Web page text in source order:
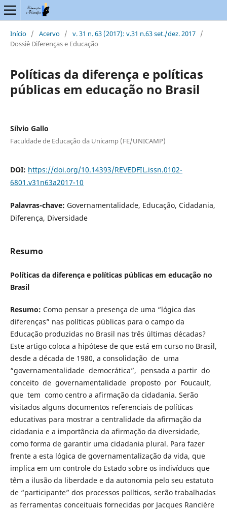
Início / Acervo / v. 31 n. 63 (2017): v.31 n.63 set./dez. 2017 /
Dossiê Diferenças e Educação
Políticas da diferença e políticas
públicas em educação no Brasil
Sílvio Gallo
Faculdade de Educação da Unicamp (FE/UNICAMP)
DOI: https://doi.org/10.14393/REVEDFIL.issn.0102-
6801.v31n63a2017-10
Palavras-chave: Governamentalidade, Educação, Cidadania,
Diferença, Diversidade
Resumo
Políticas da diferença e políticas públicas em educação no
Brasil
Resumo: Como pensar a presença de uma “lógica das
diferenças” nas políticas públicas para o campo da
Educação produzidas no Brasil nas três últimas décadas?
Este artigo coloca a hipótese de que está em curso no Brasil,
desde a década de 1980, a consolidação de uma
“governamentalidade democrática”, pensada a partir do
conceito de governamentalidade proposto por Foucault,
que tem como centro a afirmação da cidadania. Serão
visitados alguns documentos referenciais de políticas
educativas para mostrar a centralidade da afirmação da
cidadania e a importância da afirmação da diversidade,
como forma de garantir uma cidadania plural. Para fazer
frente a esta lógica de governamentalização da vida, que
implica em um controle do Estado sobre os indivíduos que
têm a ilusão da liberdade e da autonomia pelo seu estatuto
de “participante” dos processos políticos, serão trabalhadas
as ferramentas conceituais fornecidas por Jacques Rancière